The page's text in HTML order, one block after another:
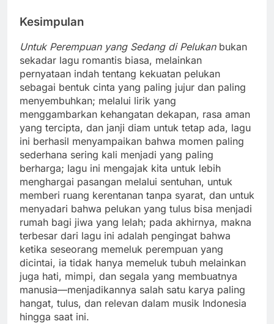
Kesimpulan
Untuk Perempuan yang Sedang di Pelukanbukan
sekadar lagu romantis biasa, melainkan
pernyataan indah tentang kekuatan pelukan
sebagai bentuk cinta yang paling jujur dan paling
menyembuhkan; melalui lirik yang
menggambarkan kehangatan dekapan, rasa aman
yang tercipta, dan janji diam untuk tetap ada, lagu
ini berhasil menyampaikan bahwa momen paling
sederhana sering kali menjadi yang paling
berharga; lagu ini mengajak kita untuk lebih
menghargai pasangan melalui sentuhan, untuk
memberi ruang kerentanan tanpa syarat, dan untuk
menyadari bahwa pelukan yang tulus bisa menjadi
rumah bagi jiwa yang lelah; pada akhirnya, makna
terbesar dari lagu ini adalah pengingat bahwa
ketika seseorang memeluk perempuan yang
dicintai, ia tidak hanya memeluk tubuh melainkan
juga hati, mimpi, dan segala yang membuatnya
manusia—menjadikannya salah satu karya paling
hangat, tulus, dan relevan dalam musik Indonesia
hingga saat ini.